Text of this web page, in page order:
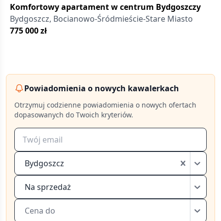
Komfortowy apartament w centrum Bydgoszczy
Bydgoszcz, Bocianowo-Śródmieście-Stare Miasto
775 000zł
Powiadomienia o nowych kawalerkach
Otrzymuj codzienne powiadomienia o nowych ofertach
dopasowanych do Twoich kryteriów.
Bydgoszcz
Na sprzedaż
Cena do